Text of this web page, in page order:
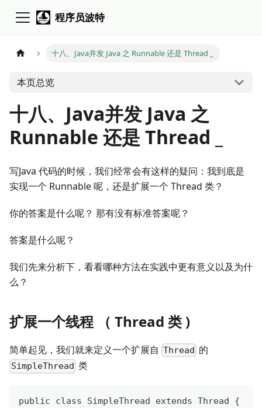
程序员波特
十八、Java并发 Java 之 Runnable 还是 Thread _
本页总览
十八、Java并发 Java 之
Runnable 还是 Thread _
写Java 代码的时候，我们经常会有这样的疑问：我到底是
实现一个 Runnable 呢，还是扩展一个 Thread 类？
你的答案是什么呢？ 那有没有标准答案呢？
答案是什么呢？
我们先来分析下，看看哪种方法在实践中更有意义以及为什
么？
扩展一个线程 （ Thread 类 )
简单起见，我们就来定义一个扩展自 Thread 的
SimpleThread 类
public class SimpleThread extends Thread {